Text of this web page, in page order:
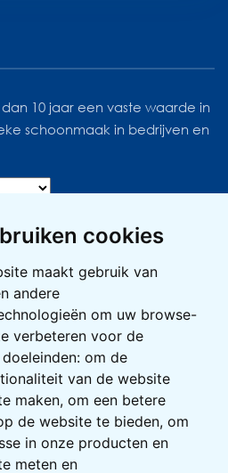
cookies
maakt gebruik van
andere
om uw browse-
verbeteren voor de
om de
van de website
maken, om een betere
de website te bieden, om
in onze producten en
meten en
10 jaar een vaste waarde in
schoonmaak in bedrijven en